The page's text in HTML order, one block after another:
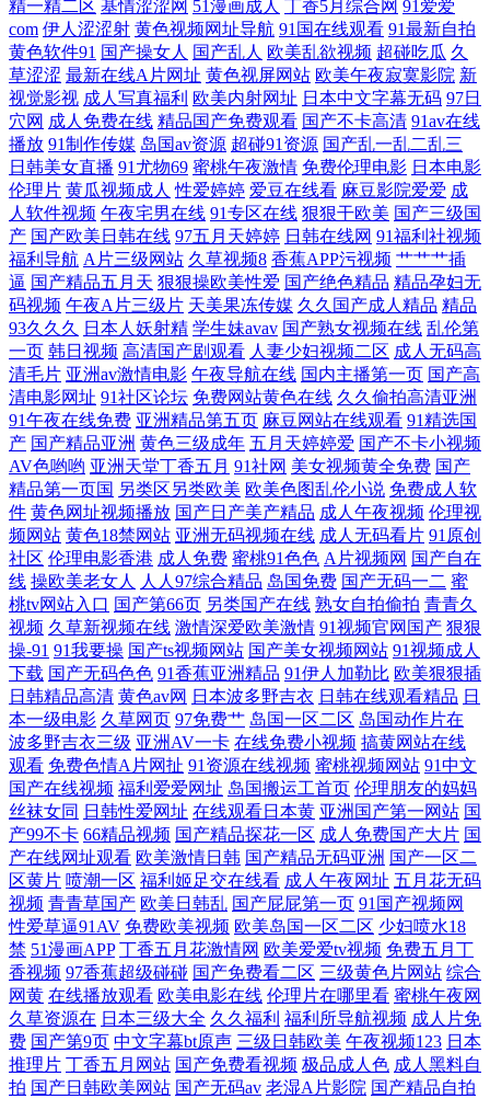
址资源 91网页在线看 91自慰喷水 91大香萑 尤物91 亚洲色院 午夜精品久
久 97在线超碰丝袜 成人日韩 福利导航入口 福利导航入口在线 超碰在线91
先锋资源6 午夜成人AV福利 天天干天操 日韩小电影 91伊人熟女超碰 超碰
97国产 wwwh片 99色热 俺去也俺来也 A片人妖 99桃色色首页 91足交在线
91社在线观看 91桃色视屏 日本a片中文字幕 在线国产二区 wwwcom黄 AV
导航福利 大香蕉伊人精品 国产一线二线 精品久久不卡 A片网纸 黄色AV地
址 国产一区av 少妇深夜福利 久草资源福利在线 韩国乳首中文 大香蕉久草
91 青娱乐天天影院 国产第92页 国产超碰在线永久 色午月视频 成人在线视
频看看 人人艹人人摸 俺去也激情四射 精品9热这里 亚洲午夜激情网站 91
少女 97超碰资源共享 97激情97激情 97福利观看 91在线美脚丝袜 黑料网线
路一二三 欧美性爱激情网 四虎福利导航 午夜久色 午夜少妇码 香蕉视频黄
下载 91V视频高跟 91大神免费网址 91肛交wwww 后入黑丝少妇 日韩AB
日本久久毛 深夜老司机 97超碰人人在线 TS的性爱 肏屄一区二区三 狠狠
肏成人专区
精一精二区 基情涩涩网 51漫画成人 丁香5月综合网 91爱爱
com 伊人涩涩射 黄色视频网址导航 91国在线观看 91最新自拍
黄色软件91 国产操女人 国产乱人 欧美乱欲视频 超碰吃瓜 久
草涩涩 最新在线A片网址 黄色视屏网站 欧美午夜寂寞影院 新
视觉影视 成人写真福利 欧美内射网址 日本中文字幕无码 97日
穴网 成人免费在线 精品国产免费观看 国产不卡高清 91av在线
播放 91制作传媒 岛国av资源 超碰91资源 国产乱一乱二乱三
日韩美女直播 91尤物69 蜜桃午夜激情 免费伦理电影 日本电影
伦理片 黄瓜视频成人 性爱婷婷 爱豆在线看 麻豆影院爱爱 成
人软件视频 午夜宅男在线 91专区在线 狠狠干欧美 国产三级国
产 国产欧美日韩在线 97五月天婷婷 日韩在线网 91福利社视频
福利导航 A片三级网站 久草视频8 香蕉APP污视频 艹艹艹插
逼 国产精品五月天 狠狠操欧美性爱 国产绝色精品 精品孕妇无
码视频 午夜A片三级片 天美果冻传媒 久久国产成人精品 精品
93久久久
日本人妖射精 学生妹avav 国产熟女视频在线 乱伦第
一页 韩日视频 高清国产剧观看 人妻少妇视频二区 成人无码高
清毛片 亚洲av激情电影 午夜导航在线 国内主播第一页 国产高
清电影网址 91社区论坛 免费网站黄色在线 久久偷拍高清亚洲
91午夜在线免费 亚洲精品第五页 麻豆网站在线观看 91精选国
产 国产精品亚洲 黄色三级成年 五月天婷婷爱 国产不卡小视频
AV色哟哟 亚洲天堂丁香五月 91社网 美女视频黄全免费 国产
精品第一页国 另类区另类欧美 欧美色图乱伦小说 免费成人软
件 黄色网址视频播放 国产日产美产精品 成人午夜视频 伦理视
频网站 黄色18禁网站 亚洲无码视频在线 成人无码看片 91原创
社区 伦理电影香港 成人免费 蜜桃91色色 A片视频网 国产自在
线 操欧美老女人 人人97综合精品 岛国免费 国产无码一二 蜜
桃tv网站入口 国产第66页 另类国产在线 熟女自拍偷拍 青青久
视频 久草新视频在线 激情深爱欧美激情 91视频官网国产 狠狠
操-91 91我要操 国产ts视频网站 国产美女视频网站 91视频成人
下载 国产无码色色 91香蕉亚洲精品 91伊人加勒比 欧美狠狠插
日韩精品高清 黄色av网 日本波多野吉衣 日韩在线观看精品 日
本一级电影 久草网页 97免费艹 岛国一区二区 岛国动作片在
波多野吉衣三级 亚洲AV一卡 在线免费小视频 搞黄网站在线
观看 免费色情A片网扯 91资源在线视频 蜜桃视频网站 91中文
国产在线视频 福利爱爱网址 岛国搬运工首页 伦理朋友的妈妈
丝袜女同 日韩性爱网址 在线观看日本黄 亚洲国产第一网站 国
产99不卡 66精品视频 国产精品探花一区 成人免费国产大片 国
产在线网址观看 欧美激情日韩 国产精品无码亚洲 国产一区二
区黄片 喷潮一区 福利姬足交在线看 成人午夜网址 五月花无码
视频 青青草国产 欧美日韩乱 国产屁屁第一页 91国产视频网
性爱草逼91AV 免费欧美视频 欧美岛国一区二区 少妇喷水18
禁 51漫画APP 丁香五月花激情网 欧美爱爱tv视频 免费五月丁
香视频 97香蕉超级碰碰 国产免费看二区 三级黄色片网站 综合
网黄 在线播放观看 欧美电影在线 伦理片在哪里看 蜜桃午夜网
久草资源在 日本三级大全 久久福利 福利所导航视频 成人片免
费 国产第9页 中文字幕bt原声 三级日韩欧美 午夜视频123 日本
推理片 丁香五月网站 国产免费看视频 极品成人色 成人黑料自
拍 国产日韩欧美网站 国产无码av 老湿A片影院 国产精品自拍